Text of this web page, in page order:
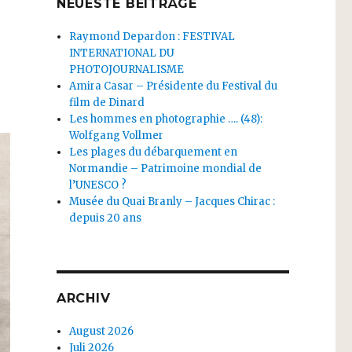
NEUESTE BEITRÄGE
Raymond Depardon : FESTIVAL
INTERNATIONAL DU
PHOTOJOURNALISME
Amira Casar – Présidente du Festival du
film de Dinard
Les hommes en photographie …. (48):
Wolfgang Vollmer
Les plages du débarquement en
Normandie – Patrimoine mondial de
l’UNESCO ?
Musée du Quai Branly – Jacques Chirac :
depuis 20 ans
ARCHIV
August 2026
Juli 2026